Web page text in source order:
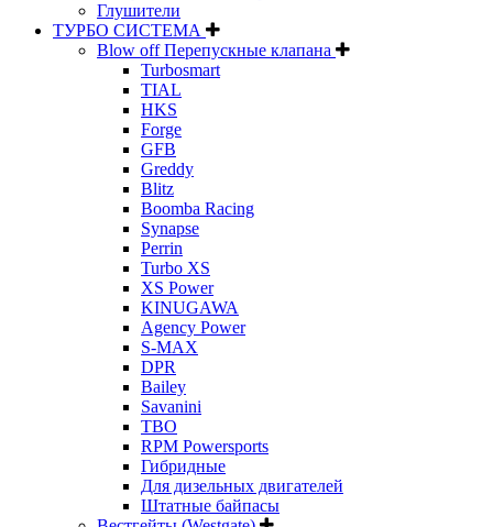
Глушители
ТУРБО СИСТЕМА
Blow off Перепускные клапана
Turbosmart
TIAL
HKS
Forge
GFB
Greddy
Blitz
Boomba Racing
Synapse
Perrin
Turbo XS
XS Power
KINUGAWA
Agency Power
S-MAX
DPR
Bailey
Savanini
TBO
RPM Powersports
Гибридные
Для дизельных двигателей
Штатные байпасы